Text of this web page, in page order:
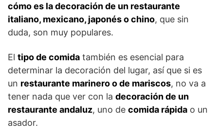
cómo es la decoración de un restaurante
italiano, mexicano, japonés o chino, que sin
duda, son muy populares.
El tipo de comida también es esencial para
determinar la decoración del lugar, así que si es
un restaurante marinero o de mariscos, no va a
tener nada que ver con la decoración de un
restaurante andaluz, uno de comida rápida o un
asador.